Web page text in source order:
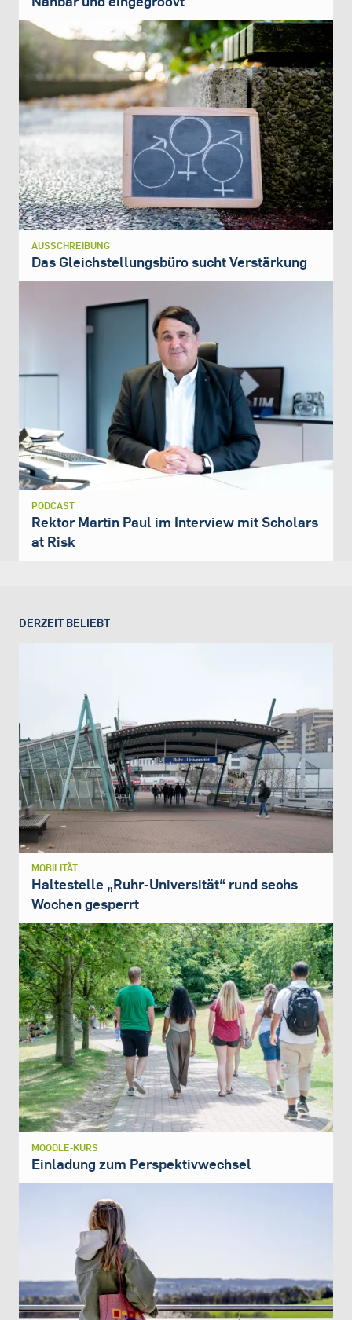
AUSSCHREIBUNG
Das Gleichstellungsbüro sucht Verstärkung
PODCAST
Rektor Martin Paul im Interview mit Scholars
at Risk
DERZEIT BELIEBT
MOBILITÄT
Haltestelle „Ruhr-Universität“ rund sechs
Wochen gesperrt
MOODLE-KURS
Einladung zum Perspektivwechsel